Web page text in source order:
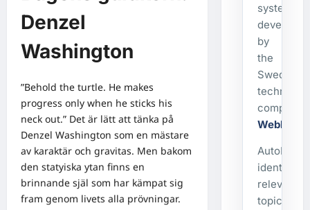
Denzel
Washington
”Behold the turtle. He makes
progress only when he sticks his
neck out.” Det är lätt att tänka på
Denzel Washington som en mästare
av karaktär och gravitas. Men bakom
den statyiska ytan finns en
brinnande själ som har kämpat sig
fram genom livets alla prövningar.
system
developed
by
the
Swedish
company
WebbX
AutoPost
identifies
relevant
topics,